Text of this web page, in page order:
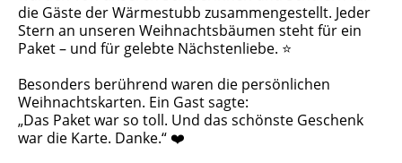
die Gäste der Wärmestubb zusammengestellt. Jeder
Stern an unseren Weihnachtsbäumen steht für ein
Paket – und für gelebte Nächstenliebe. ⭐️
Besonders berührend waren die persönlichen
Weihnachtskarten. Ein Gast sagte:
„Das Paket war so toll. Und das schönste Geschenk
war die Karte. Danke.“ ❤️